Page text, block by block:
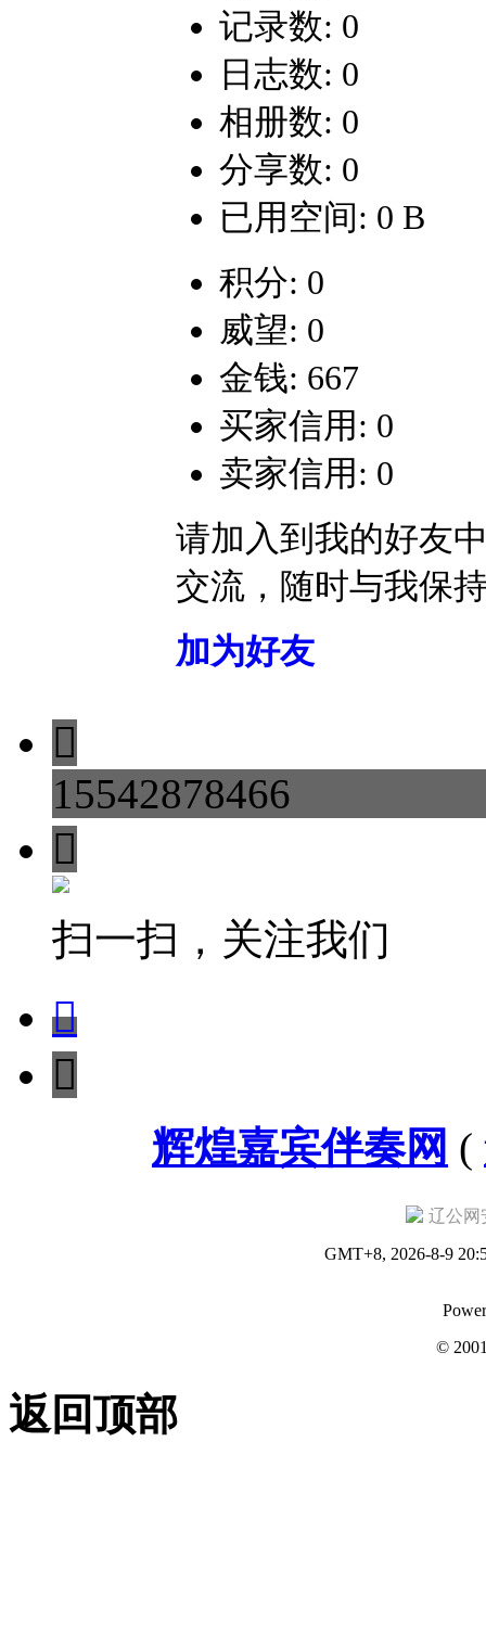
记录数: 0
日志数: 0
相册数: 0
分享数: 0
已用空间: 0 B
积分: 0
威望: 0
金钱: 667
买家信用: 0
卖家信用: 0
请加入到我的好友
交流，随时与我保
加为好友

15542878466

扫一扫，关注我们


辉煌嘉宾伴奏网 (
辽公网
GMT+8, 2026-8-9
©
返回顶部